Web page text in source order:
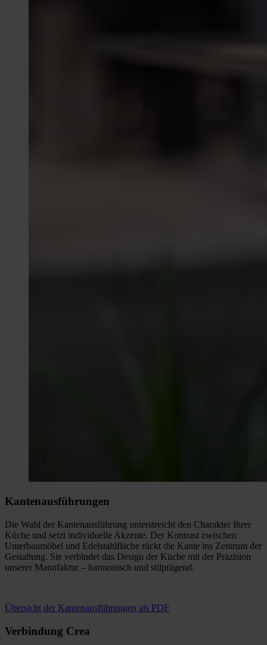
Kantenausführungen
Die Wahl der Kantenausführung unterstreicht den Charakter Ihrer
Küche und setzt individuelle Akzente. Der Kontrast zwischen
Unterbaumöbel und Edelstahlfläche rückt die Kante ins Zentrum der
Gestaltung. Sie verbindet das Design der Küche mit der Präzision
unserer Manufaktur – harmonisch und stilprägend.
Übersicht der Kantenausführungen als PDF
Verbindung Crea